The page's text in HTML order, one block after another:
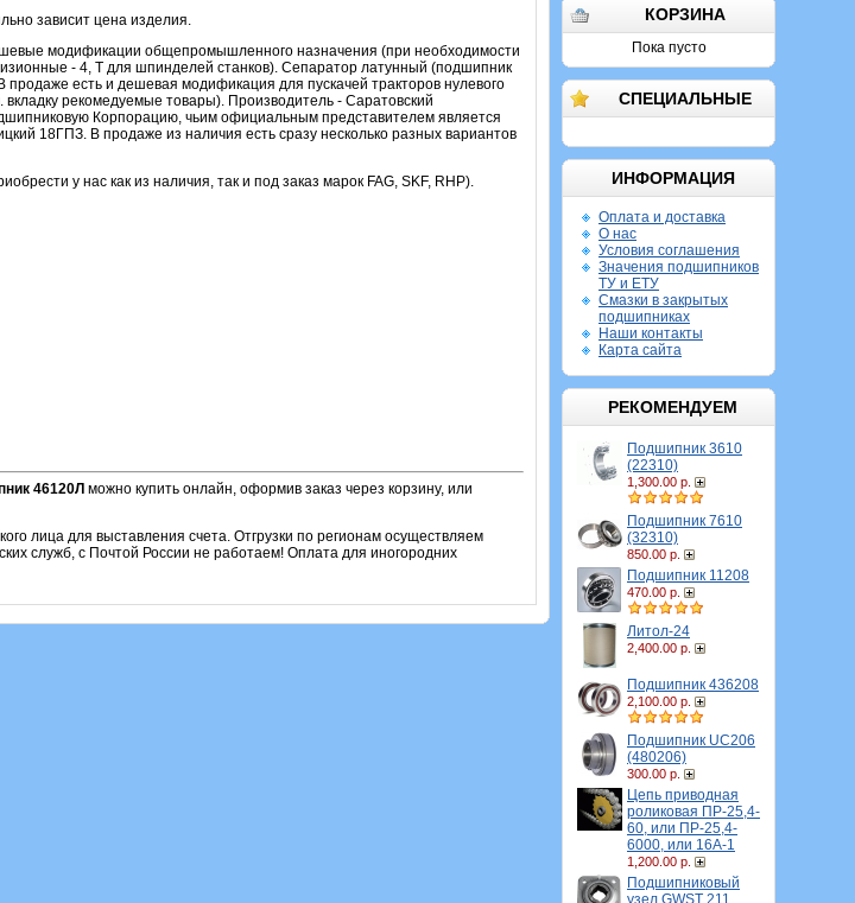
КОРЗИНА
Пока пусто
СПЕЦИАЛЬНЫЕ
ИНФОРМАЦИЯ
Оплата и доставка
О нас
Условия соглашения
Значения подшипников
ТУ и ЕТУ
Смазки в закрытых
подшипниках
Наши контакты
Карта сайта
РЕКОМЕНДУЕМ
Подшипник 3610
(22310)
1,300.00 р.
Подшипник 7610
(32310)
850.00 р.
Подшипник 11208
470.00 р.
Литол-24
2,400.00 р.
Подшипник 436208
2,100.00 р.
Подшипник UC206
(480206)
300.00 р.
Цепь приводная
роликовая ПР-25,4-
60, или ПР-25,4-
6000, или 16A-1
1,200.00 р.
Подшипниковый
узел GWST 211
зависит цена изделия.
модификации общепромышленного назначения (при необходимости
- 4, Т для шпинделей станков). Сепаратор латунный (подшипник
есть и дешевая модификация для пускачей тракторов нулевого
рекомедуемые товары). Производитель - Саратовский
Корпорацию, чьим официальным представителем является
18ГПЗ. В продаже из наличия есть сразу несколько разных вариантов
у нас как из наличия, так и под заказ марок FAG, SKF, RHP).
46120Л можно купить онлайн, оформив заказ через корзину, или
лица для выставления счета. Отгрузки по регионам осуществляем
служб, с Почтой России не работаем! Оплата для иногородних